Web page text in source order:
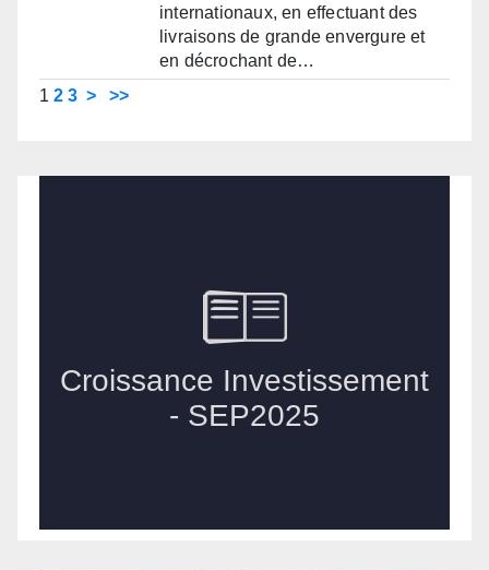
internationaux, en effectuant des
livraisons de grande envergure et
en décrochant de…
1 2 3 > >>